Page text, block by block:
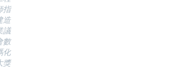
指
造
議
數
化
獎